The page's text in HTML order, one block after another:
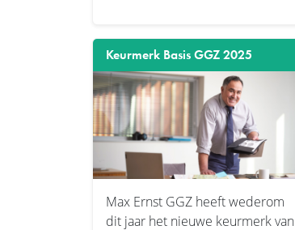
Keurmerk Basis GGZ 2025
Max Ernst GGZ heeft wederom
dit jaar het nieuwe keurmerk van